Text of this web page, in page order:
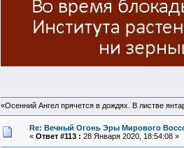
«Осенний Ангел прячется в дождях. В листве
Re: Вечный Огонь Эры Мирового
« Ответ #113 : 28 Января 2020, 18:54:08 »